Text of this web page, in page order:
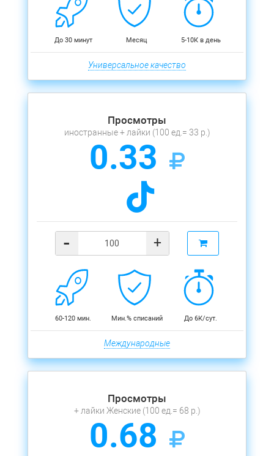
До 30 минут Месяц 5-10К в день
Универсальное качество
Просмотры
иностранные + лайки (100 ед.= 33 р.)
0.33
- +
60-120 мин. Мин.% списаний До 6К/сут.
Международные
Просмотры
+ лайки Женские (100 ед.= 68 р.)
0.68